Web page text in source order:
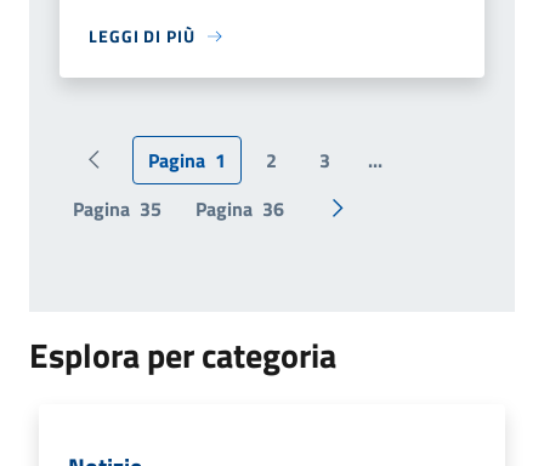
LEGGI DI PIÙ
Pagina precedente
Pagina 1 2 3
...
Pagina 35 Pagina 36 Pagina successiva
Esplora per categoria